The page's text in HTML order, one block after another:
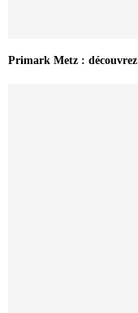
Primark Metz : découvrez